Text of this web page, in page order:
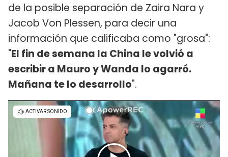
de la posible separación de Zaira Nara y
Jacob Von Plessen, para decir una
información que calificaba como "grosa":
"El fin de semana la China le volvió a
escribir a Mauro y Wanda lo agarró.
Mañana te lo desarrollo".